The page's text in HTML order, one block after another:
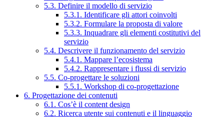
5.3. Definire il modello di servizio
5.3.1. Identificare gli attori coinvolti
5.3.2. Formulare la proposta di valore
5.3.3. Inquadrare gli elementi costitutivi del
servizio
5.4. Descrivere il funzionamento del servizio
5.4.1. Mappare l’ecosistema
5.4.2. Rappresentare i flussi di servizio
5.5. Co-progettare le soluzioni
5.5.1. Workshop di co-progettazione
6. Progettazione dei contenuti
6.1. Cos’è il content design
6.2. Ricerca utente sui contenuti e il linguaggio